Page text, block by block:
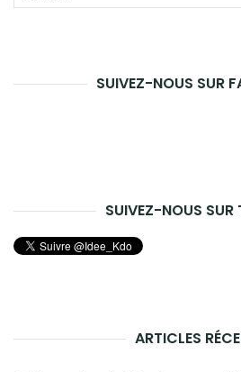
SUIVEZ-NOUS SUR
SUIVEZ-NOUS SUR
ARTICLES